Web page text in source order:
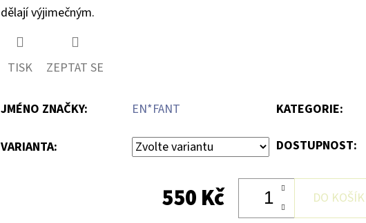
dělají výjimečným.
TISK ZEPTAT SE
JMÉNO ZNAČKY: EN*FANT
VARIANTA:
KATEGORIE:
DOSTUPNOST:
550 Kč DO